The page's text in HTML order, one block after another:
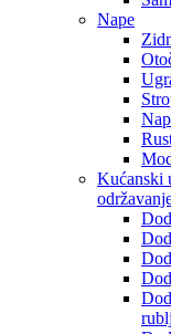
Nape
Kućanski